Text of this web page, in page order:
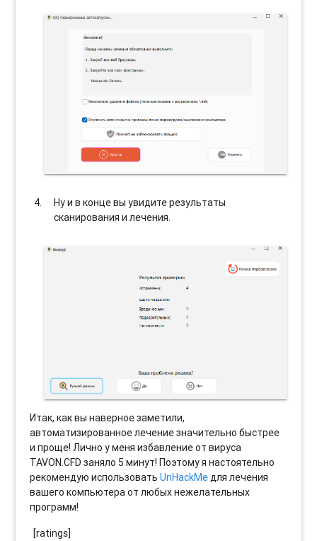
Ну и в конце вы увидите результаты
сканирования и лечения.
Итак, как вы наверное заметили,
автоматизированное лечение значительно быстрее
и проще! Лично у меня избавление от вируса
TAVON.CFD заняло 5 минут! Поэтому я настоятельно
рекомендую использоватьUnHackMeдля лечения
вашего компьютера от любых нежелательных
программ!
[ratings]